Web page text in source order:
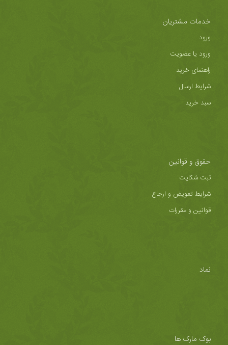
خدمات مشتریان
ورود
ورود یا عضویت
راهنمای خرید
شرایط ارسال
سبد خرید
حقوق و قوانین
ثبت شکایت
شرایط تعویض و ارجاع
قوانین و مقررات
نماد
بوک مارک ها